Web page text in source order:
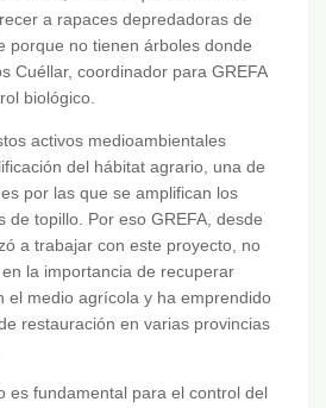
a rapaces depredadoras de
porque no tienen árboles donde
Cuéllar, coordinador para GREFA
biológico.
activos medioambientales
del hábitat agrario, una de
por las que se amplifican los
de topillo. Por eso GREFA, desde
a trabajar con este proyecto, no
la importancia de recuperar
el medio agrícola y ha emprendido
restauración en varias provincias
es fundamental para el control del